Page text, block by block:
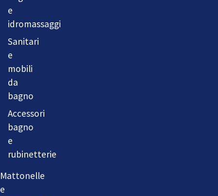
e
idromassaggi
Sanitari
e
mobili
da
bagno
Accessori
bagno
e
rubinetterie
Mattonelle
e